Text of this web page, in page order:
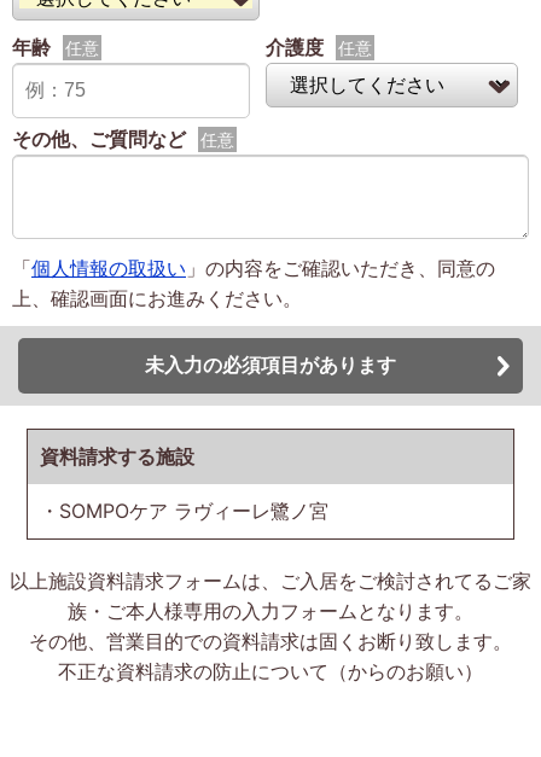
年齢 任意 介護度 任意
その他、ご質問など 任意
「個人情報の取扱い 」の内容をご確認いただき、同意の
上、確認画面にお進みください。
未入力の必須項目があります
資料請求する施設
・SOMPOケア ラヴィーレ鷺ノ宮
以上施設資料請求フォームは、ご入居をご検討されてるご家
族・ご本人様専用の入力フォームとなります。
その他、営業目的での資料請求は固くお断り致します。
不正な資料請求の防止について（からのお願い）